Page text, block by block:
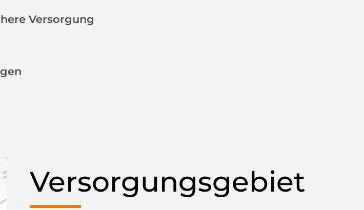
Versorgung
Versorgungsgebiet